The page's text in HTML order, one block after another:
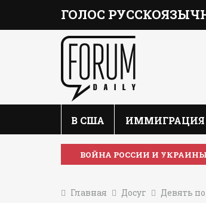
ГОЛОС
В США ИММИГРАЦИЯ
ВОЙНА РОССИИ И УКРАИНЫ
Главная Досуг Девять